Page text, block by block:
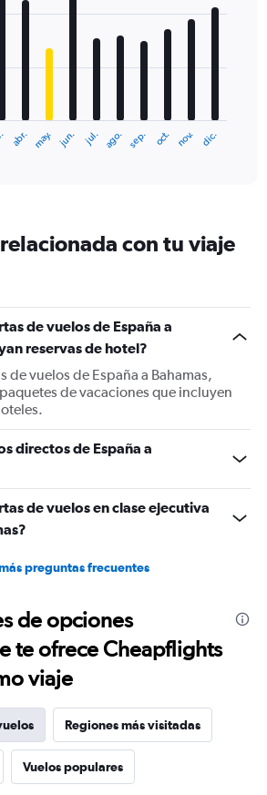
abr. may. jun. jul. ago. sep. oct. nov. dic.
con tu viaje
de vuelos de España a
reservas de hotel?
de vuelos de España a Bahamas,
de vacaciones que incluyen
directos de España a
de vuelos en clase ejecutiva
preguntas frecuentes
de opciones
te ofrece Cheapflights
viaje
Regiones más visitadas
Vuelos populares